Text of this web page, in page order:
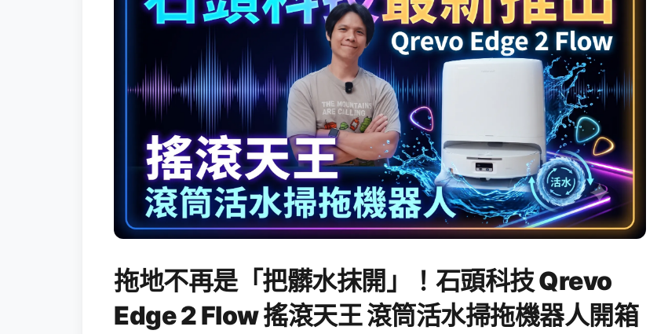
拖地不再是「把髒水抹開」！石頭科技 Qrevo
Edge 2 Flow 搖滾天王 滾筒活水掃拖機器人開箱